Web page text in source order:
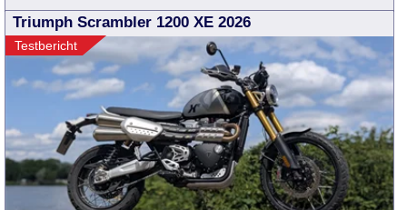
Triumph Scrambler 1200 XE 2026
Testbericht